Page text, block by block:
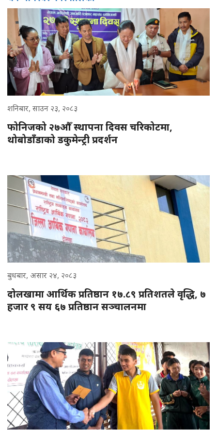
शनिबार, साउन २३, २०८३
फोनिजको २७औँ स्थापना दिवस चरिकोटमा,
थोबोडाँडाको डकुमेन्ट्री प्रदर्शन
बुधबार, असार २४, २०८३
दोलखामा आर्थिक प्रतिष्ठान १७.८९ प्रतिशतले वृद्धि, ७
हजार ९ सय ६७ प्रतिष्ठान सञ्चालनमा